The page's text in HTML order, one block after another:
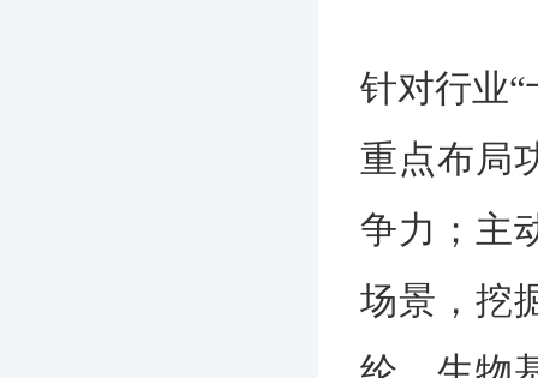
针对行业
重点布局
争力；主
场景，挖